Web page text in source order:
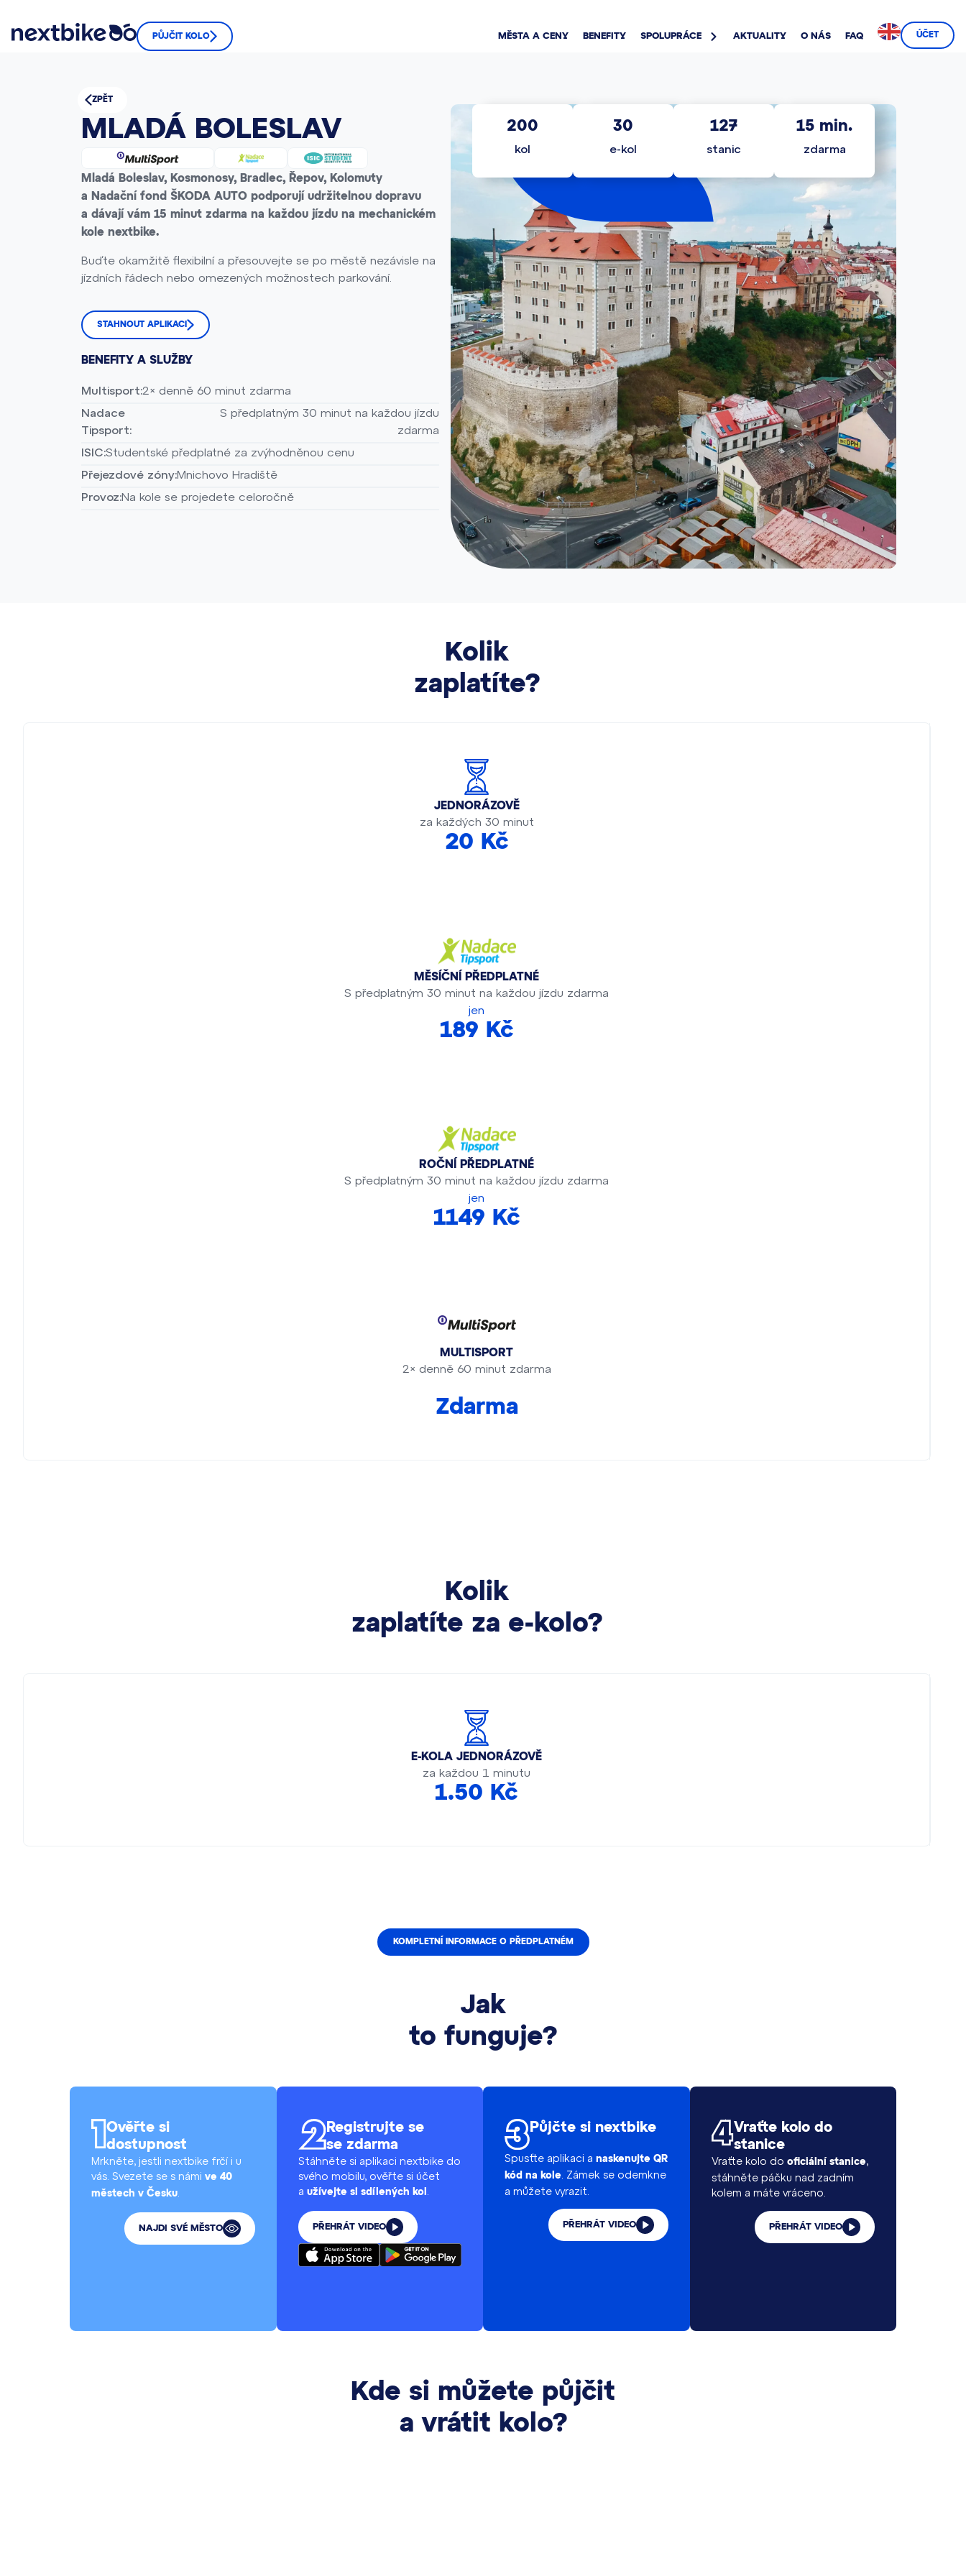
PŮJČIT KOLO MĚSTA A CENY BENEFITY SPOLUPRÁCE AKTUALITY O NÁS FAQ ÚČET
ZPĚT
MLADÁ BOLESLAV
Mladá Boleslav, Kosmonosy, Bradlec, Řepov, Kolomuty
a Nadační fond ŠKODA AUTO podporují udržitelnou dopravu
a dávají vám 15 minut zdarma na každou jízdu na mechanickém
kole nextbike.
Buďte okamžitě flexibilní a přesouvejte se po městě nezávisle na
jízdních řádech nebo omezených možnostech parkování.
STAHNOUT APLIKACI
BENEFITY A SLUŽBY
Multisport:2× denně 60 minut zdarma
Nadace
Tipsport:
S předplatným 30 minut na každou jízdu
zdarma
ISIC:Studentské předplatné za zvýhodněnou cenu
Přejezdové zóny:Mnichovo Hradiště
Provoz:Na kole se projedete celoročně
kol
200
e-kol
30
stanic
127
zdarma
15 min.
Kolik
zaplatíte?
JEDNORÁZOVĚ
za každých 30 minut
20 Kč
MĚSÍČNÍ PŘEDPLATNÉ
S předplatným 30 minut na každou jízdu zdarma
jen
189 Kč
ROČNÍ PŘEDPLATNÉ
S předplatným 30 minut na každou jízdu zdarma
jen
1149 Kč
MULTISPORT
2× denně 60 minut zdarma
Zdarma
Kolik
zaplatíte za e-kolo?
E-KOLA JEDNORÁZOVĚ
za každou 1 minutu
1.50 Kč
KOMPLETNÍ INFORMACE O PŘEDPLATNÉM
Jak
to funguje?
Ověřte si
dostupnost
Mrkněte, jestli nextbike frčí i u
vás. Svezete se s námi ve 40
městech v Česku.
NAJDI SVÉ MĚSTO
Registrujte se
se zdarma
Stáhněte si aplikaci nextbike do
svého mobilu, ověřte si účet
a užívejte si sdílených kol .
PŘEHRÁT VIDEO
Půjčte si nextbike
Spusťte aplikaci a naskenujte QR
kód na kole
. Zámek se odemkne
a můžete vyrazit.
PŘEHRÁT VIDEO
Vraťte kolo do
stanice
Vraťte kolo do oficiální stanice,
stáhněte páčku nad zadním
kolem a máte vráceno.
PŘEHRÁT VIDEO
Kde si můžete půjčit
a vrátit kolo?